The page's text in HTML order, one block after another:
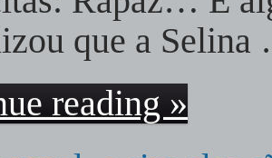
que a
reading »